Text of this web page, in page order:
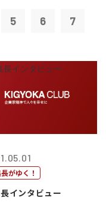
5 6 7
がゆく！
インタビュー